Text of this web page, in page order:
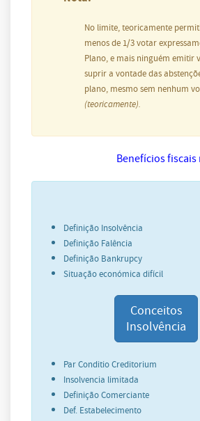
No limite, teoricamente
menos de 1/3 votar
Plano, e mais ninguém emitir
suprir a vontade das
plano, mesmo sem nenhum
(teoricamente).
Benefícios
Definição Insolvência
Definição Falência
Definição Bankrupcy
Situação económica difícil
Conceitos
Insolvência
Par Conditio Creditorium
Insolvencia limitada
Definição Comerciante
Def. Estabelecimento